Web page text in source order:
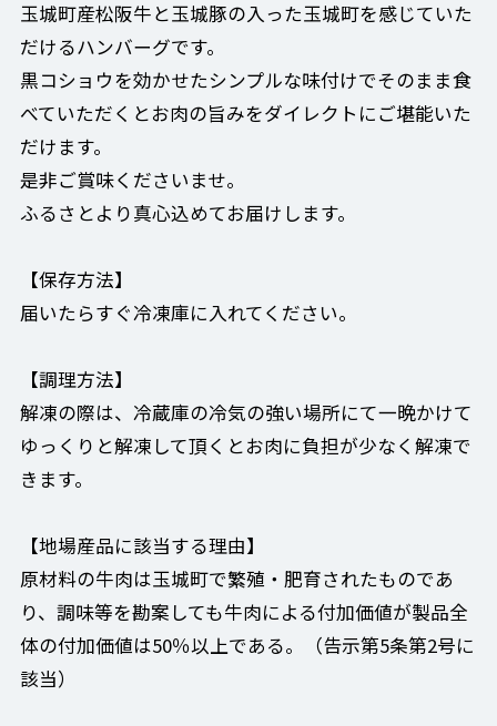
玉城町産松阪牛と玉城豚の入った玉城町を感じていた
だけるハンバーグです。
黒コショウを効かせたシンプルな味付けでそのまま食
べていただくとお肉の旨みをダイレクトにご堪能いた
だけます。
是非ご賞味くださいませ。
ふるさとより真心込めてお届けします。
【保存方法】
届いたらすぐ冷凍庫に入れてください。
【調理方法】
解凍の際は、冷蔵庫の冷気の強い場所にて一晩かけて
ゆっくりと解凍して頂くとお肉に負担が少なく解凍で
きます。
【地場産品に該当する理由】
原材料の牛肉は玉城町で繁殖・肥育されたものであ
り、調味等を勘案しても牛肉による付加価値が製品全
体の付加価値は50％以上である。（告示第5条第2号に
該当）